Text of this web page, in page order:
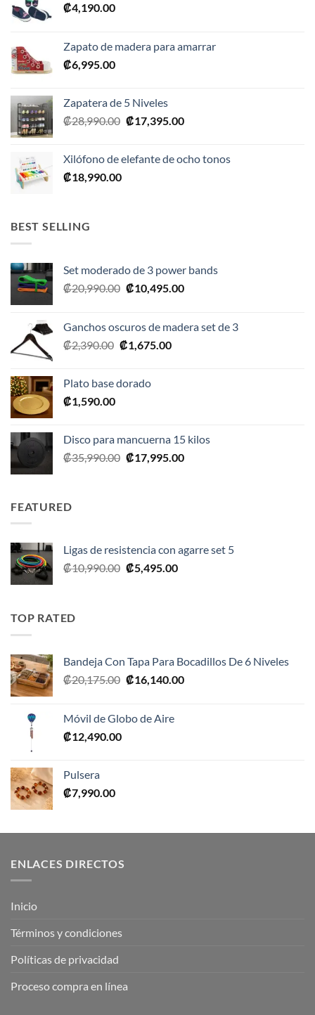
₡4,190.00
Zapato de madera para amarrar
₡6,995.00
Zapatera de 5 Niveles
₡28,990.00 El
era:
₡17,395.00El
es:
Xilófono de elefante de ocho tonos
₡18,990.00
BEST SELLING
Set moderado de 3 power bands
₡20,990.00 El
era:
₡20,990.00.
₡10,495.00El
es:
Ganchos oscuros de madera set de 3
₡2,390.00 El
era:
₡1,675.00El
Plato base dorado
₡1,590.00
Disco para mancuerna 15 kilos
₡35,990.00 El
₡17,995.00El
FEATURED
Ligas de resistencia con agarre set 5
₡10,990.00 El
₡5,495.00El
TOP RATED
Bandeja Con Tapa Para Bocadillos De 6 Niveles
₡20,175.00 El
era:
₡16,140.00El
Móvil de Globo de Aire
₡12,490.00
Pulsera
₡7,990.00
ENLACES DIRECTOS
Inicio
Términos y condiciones
Políticas de privacidad
Proceso compra en línea